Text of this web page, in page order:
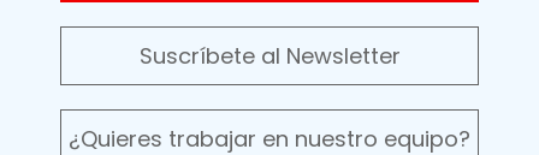
Suscríbete al Newsletter
¿Quieres trabajar en nuestro equipo?